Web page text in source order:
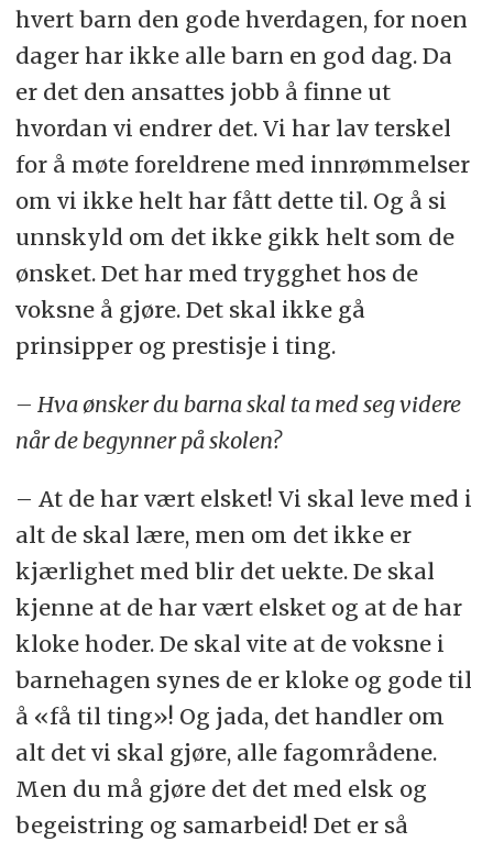
hvert barn den gode hverdagen, for noen
dager har ikke alle barn en god dag. Da
er det den ansattes jobb å finne ut
hvordan vi endrer det. Vi har lav terskel
for å møte foreldrene med innrømmelser
om vi ikke helt har fått dette til. Og å si
unnskyld om det ikke gikk helt som de
ønsket. Det har med trygghet hos de
voksne å gjøre. Det skal ikke gå
prinsipper og prestisje i ting.
– Hva ønsker du barna skal ta med seg videre
når de begynner på skolen?
– At de har vært elsket! Vi skal leve med i
alt de skal lære, men om det ikke er
kjærlighet med blir det uekte. De skal
kjenne at de har vært elsket og at de har
kloke hoder. De skal vite at de voksne i
barnehagen synes de er kloke og gode til
å «få til ting»! Og jada, det handler om
alt det vi skal gjøre, alle fagområdene.
Men du må gjøre det det med elsk og
begeistring og samarbeid! Det er så